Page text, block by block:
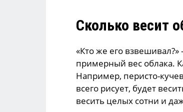
Сколько весит
«Кто же его
примерный вес облака.
Например, перисто-
всего рисует, будет
весить целых сотни и